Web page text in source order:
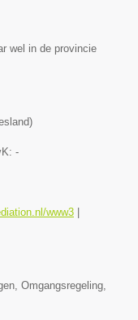
wel in de provincie
)
-
www3
Omgangsregeling,